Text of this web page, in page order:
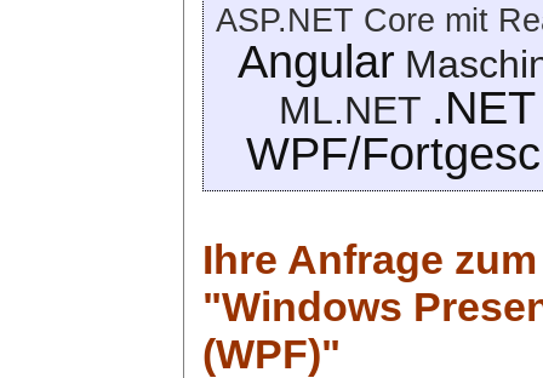
ASP.NET Core mit
Angular
ML.NET
WPF/
Ihre Anfrage
"Windows
(WPF)"